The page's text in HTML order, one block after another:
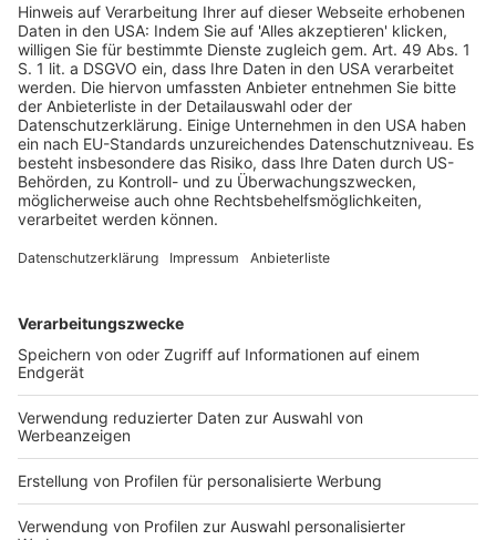
kein Mitbewerberverhältnis besteht (siehe dazu unter
Rn. 37), das Recht am eingerichteten und ausgeübten
Gewerbebetrieb zur Anwendung kommen kann.
40Voraussetzung ist ein unmittelbarer
betriebsbezogener Eingriff, indem sich der Eingriff
gegen den Betrieb als solchen richtet und nicht
lediglich von dem Unternehmen ablösbare
Rechtspositionen beeinträchtigt.81)Selbst wenn man
bei der Nennung als Referenzkunde einen solchen
auch im Rahmen des Rechts am eingerichteten und
betroffenen Grundrechtspositionen erforderlich ist.
Auch hier wird daher das Interesse des Werbenden an
der Nennung des Kunden überwiegen, soweit nicht
besondere Umstände vorliegen (siehe dazu unter Rn.
8).
III. Werbung mit
Referenzprojekten